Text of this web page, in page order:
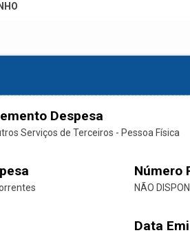
Despesa
Serviços de Terceiros - Pessoa Física
Número
NÃO
Data